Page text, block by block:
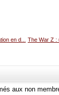
The War Z :
en d...
aux non